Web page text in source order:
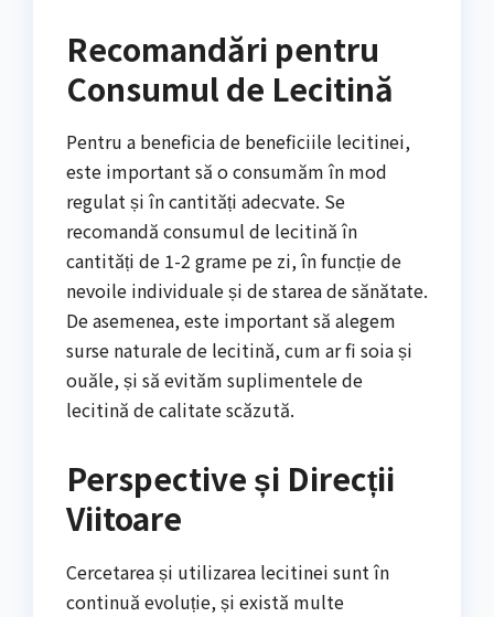
Recomandări pentru
Consumul de Lecitină
Pentru a beneficia de beneficiile lecitinei,
este important să o consumăm în mod
regulat și în cantități adecvate. Se
recomandă consumul de lecitină în
cantități de 1-2 grame pe zi, în funcție de
nevoile individuale și de starea de sănătate.
De asemenea, este important să alegem
surse naturale de lecitină, cum ar fi soia și
ouăle, și să evităm suplimentele de
lecitină de calitate scăzută.
Perspective și Direcții
Viitoare
Cercetarea și utilizarea lecitinei sunt în
continuă evoluție, și există multe